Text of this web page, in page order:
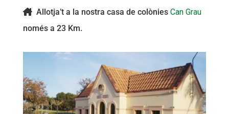
Allotja’t a la nostra casa de colònies Can Grau
només a 23 Km.